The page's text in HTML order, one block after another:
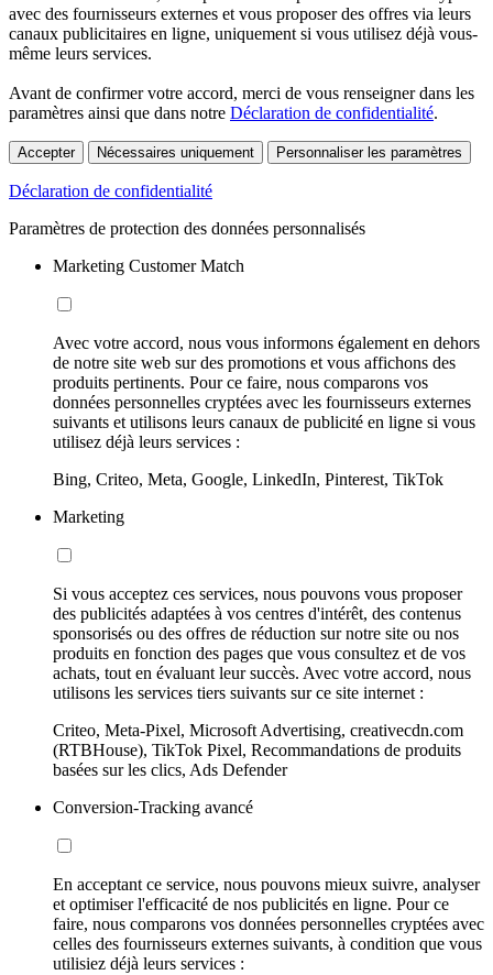
avec des fournisseurs externes et vous proposer des offres via leurs
canaux publicitaires en ligne, uniquement si vous utilisez déjà vous-
même leurs services.
Avant de confirmer votre accord, merci de vous renseigner dans les
paramètres ainsi que dans notre Déclaration de confidentialité.
Accepter Nécessaires uniquement Personnaliser les paramètres
Déclaration de confidentialité
Paramètres de protection des données personnalisés
Marketing Customer Match
Avec votre accord, nous vous informons également en dehors
de notre site web sur des promotions et vous affichons des
produits pertinents. Pour ce faire, nous comparons vos
données personnelles cryptées avec les fournisseurs externes
suivants et utilisons leurs canaux de publicité en ligne si vous
utilisez déjà leurs services :
Bing, Criteo, Meta, Google, LinkedIn, Pinterest, TikTok
Marketing
Si vous acceptez ces services, nous pouvons vous proposer
des publicités adaptées à vos centres d'intérêt, des contenus
sponsorisés ou des offres de réduction sur notre site ou nos
produits en fonction des pages que vous consultez et de vos
achats, tout en évaluant leur succès. Avec votre accord, nous
utilisons les services tiers suivants sur ce site internet :
Criteo, Meta-Pixel, Microsoft Advertising, creativecdn.com
(RTBHouse), TikTok Pixel, Recommandations de produits
basées sur les clics, Ads Defender
Conversion-Tracking avancé
En acceptant ce service, nous pouvons mieux suivre, analyser
et optimiser l'efficacité de nos publicités en ligne. Pour ce
faire, nous comparons vos données personnelles cryptées avec
celles des fournisseurs externes suivants, à condition que vous
utilisiez déjà leurs services :